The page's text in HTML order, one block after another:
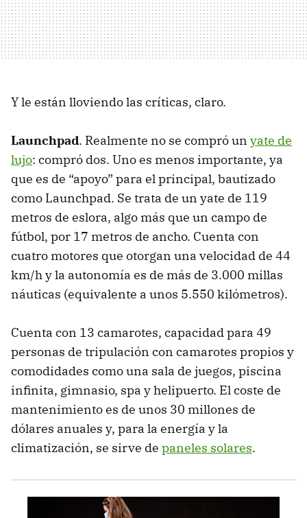
Y le están lloviendo las críticas, claro.
Launchpad. Realmente no se compró un yate de
lujo: compró dos. Uno es menos importante, ya
que es de “apoyo” para el principal, bautizado
como Launchpad. Se trata de un yate de 119
metros de eslora, algo más que un campo de
fútbol, por 17 metros de ancho. Cuenta con
cuatro motores que otorgan una velocidad de 44
km/h y la autonomía es de más de 3.000 millas
náuticas (equivalente a unos 5.550 kilómetros).
Cuenta con 13 camarotes, capacidad para 49
personas de tripulación con camarotes propios y
comodidades como una sala de juegos, piscina
infinita, gimnasio, spa y helipuerto. El coste de
mantenimiento es de unos 30 millones de
dólares anuales y, para la energía y la
climatización, se sirve de paneles solares.